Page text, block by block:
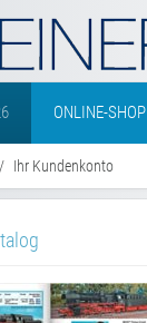
ONLINE-SHOP
Ihr Kundenkonto